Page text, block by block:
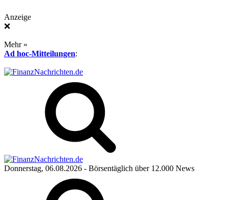
Anzeige
❌
Mehr »
Ad hoc-Mitteilungen:
Donnerstag, 06.08.2026 - Börsentäglich über 12.000 News